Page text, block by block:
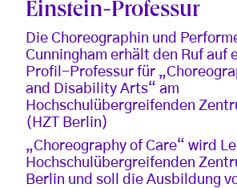
Einstein-Professur
Die Choreographin und
Cunningham erhält den Ruf auf
Profil-Professur für
and Disability Arts“ am
Hochschulübergreifenden
(HZT Berlin)
„Choreography of Care“ wird
Hochschulübergreifenden
Berlin und soll die Ausbildung